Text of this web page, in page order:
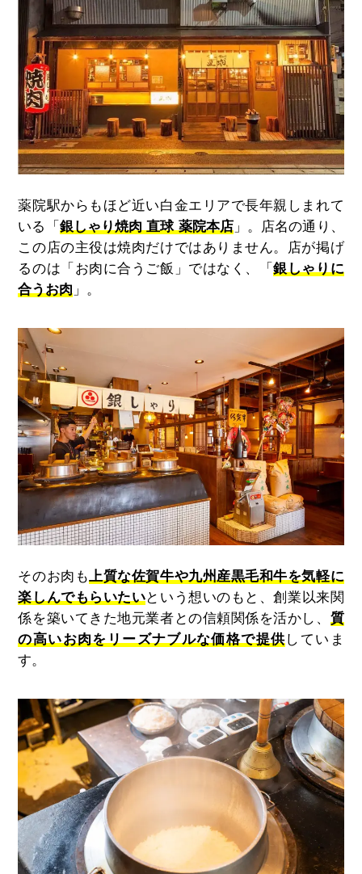
薬院駅からもほど近い白金エリアで長年親しまれて
いる「 銀しゃり焼肉 直球 薬院本店」。店名の通り、
この店の主役は焼肉だけではありません。店が掲げ
るのは「お肉に合うご飯」ではなく、「銀しゃりに
合うお肉 」。
そのお肉も上質な佐賀牛や九州産黒毛和牛を気軽に
楽しんでもらいたいという想いのもと、創業以来関
係を築いてきた地元業者との信頼関係を活かし、 質
の高いお肉をリーズナブルな価格で提供していま
す。